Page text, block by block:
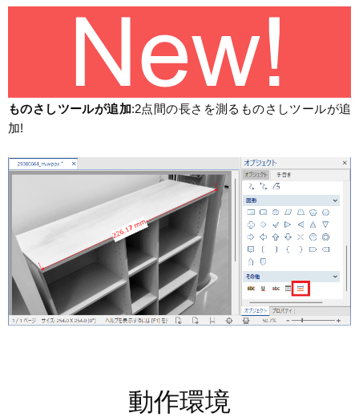
ものさしツールが追加:2点間の長さを測るものさしツールが追
加!
動作環境